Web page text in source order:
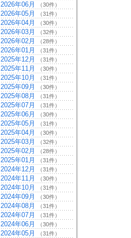
2026年06月 （30件）
2026年05月 （31件）
2026年04月 （30件）
2026年03月 （32件）
2026年02月 （28件）
2026年01月 （31件）
2025年12月 （31件）
2025年11月 （30件）
2025年10月 （31件）
2025年09月 （30件）
2025年08月 （31件）
2025年07月 （31件）
2025年06月 （30件）
2025年05月 （31件）
2025年04月 （30件）
2025年03月 （32件）
2025年02月 （28件）
2025年01月 （31件）
2024年12月 （31件）
2024年11月 （30件）
2024年10月 （31件）
2024年09月 （30件）
2024年08月 （31件）
2024年07月 （31件）
2024年06月 （30件）
2024年05月 （31件）